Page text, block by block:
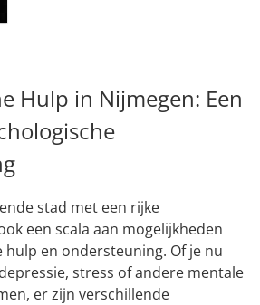
Hulp in Nijmegen: Een
stad met een rijke
een scala aan mogelijkheden
en ondersteuning. Of je nu
stress of andere mentale
er zijn verschillende